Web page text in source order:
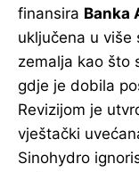
finansira Banka
uključena u više
zemalja kao što
gdje je dobila
Revizijom je
vještački
Sinohydro